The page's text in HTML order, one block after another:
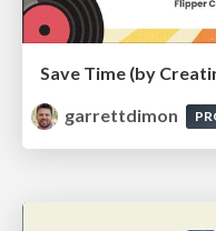
Save Time (by
garrettdimon